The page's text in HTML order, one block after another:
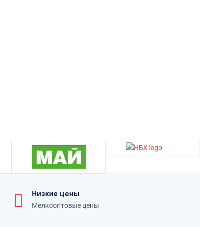
Низкие цены
Мелкооптовые цены